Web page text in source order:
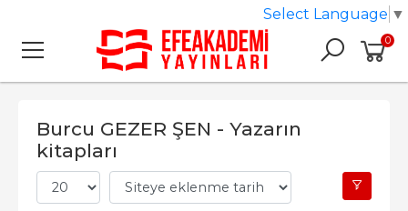
0
Burcu GEZER ŞEN - Yazarın
kitapları
Select Language ▼